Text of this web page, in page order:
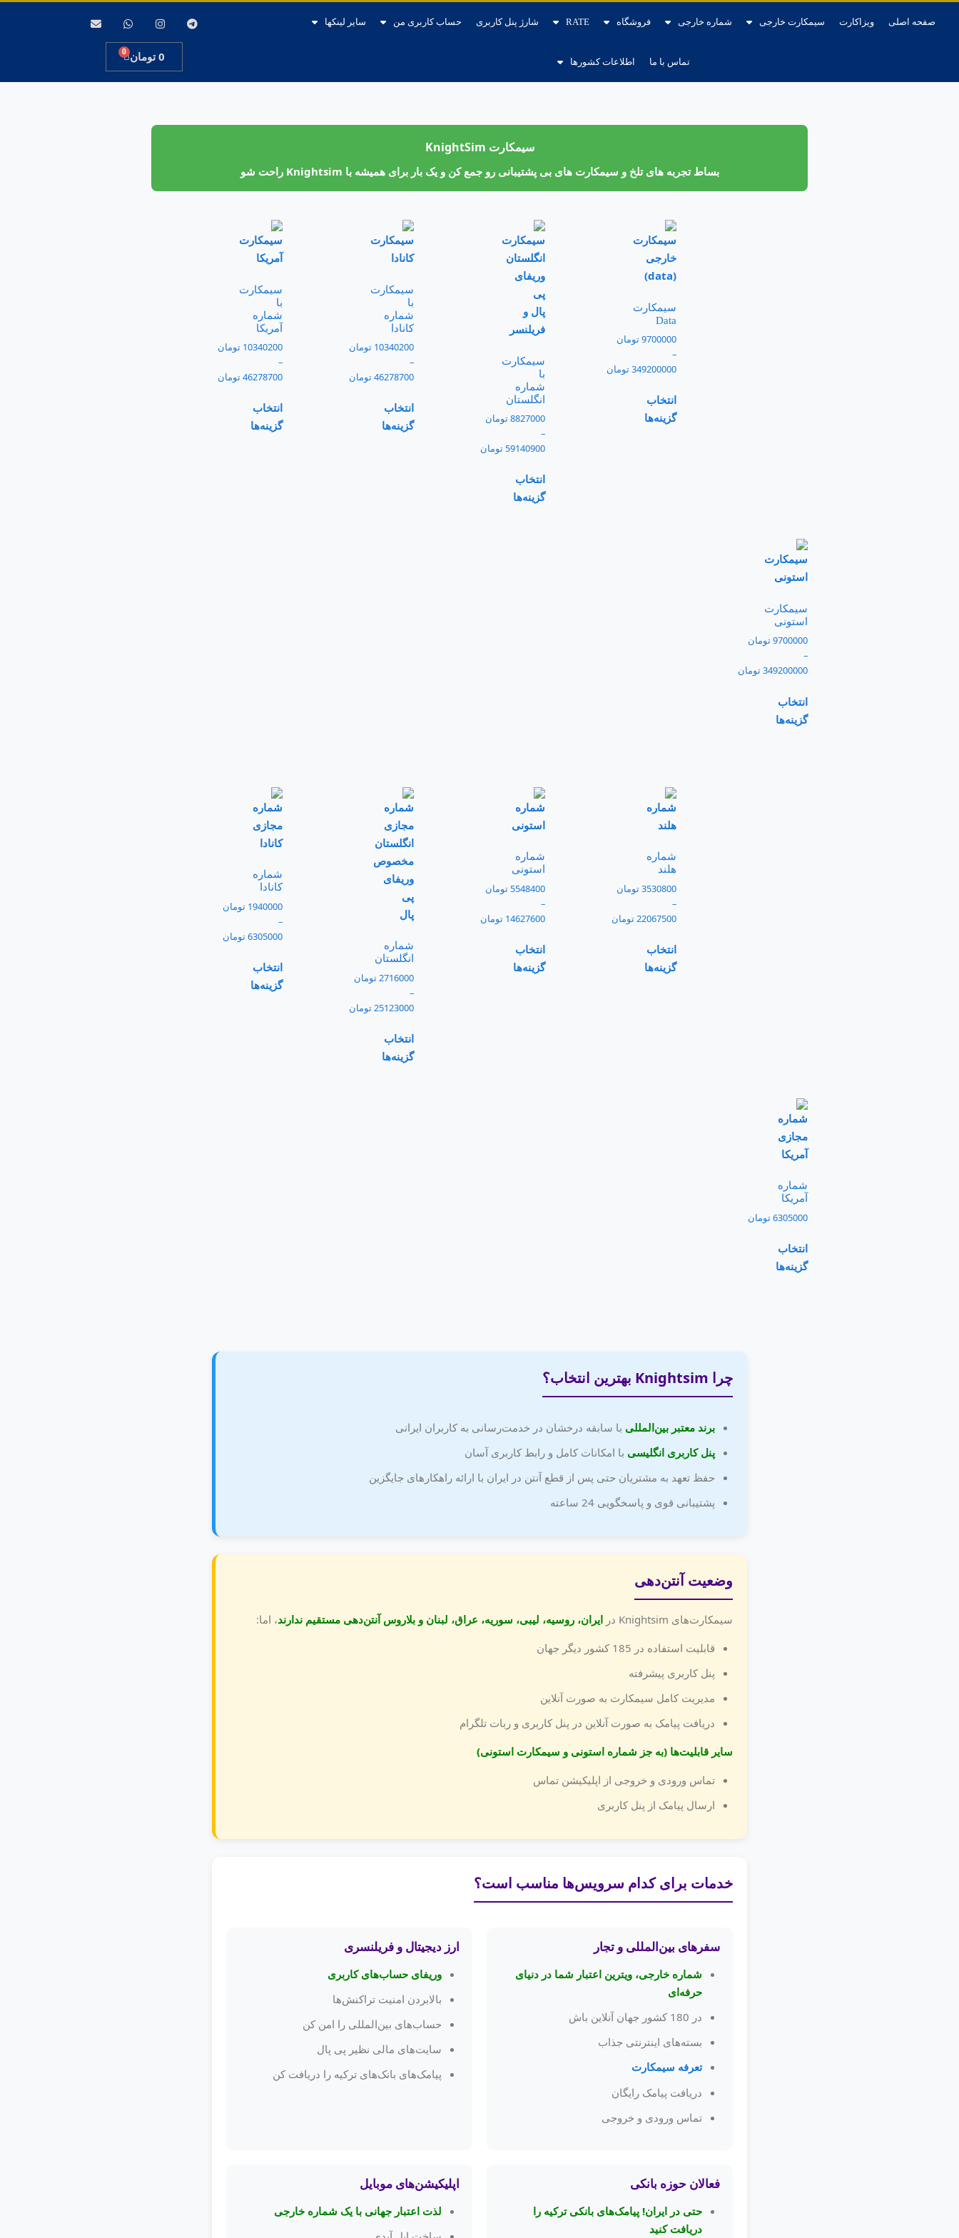
صفحه اصلی ویزاکارت سیمکارت خارجی شماره خارجی فروشگاه RATE شارژ پنل کاربری حساب کاربری من سایر لینکها
تماس با ما اطلاعات کشورها 0 تومان 0
سیمکارت KnightSim
بساط تجربه های تلخ و سیمکارت های بی پشتیبانی رو جمع کن و یک بار برای همیشه با Knightsim راحت شو
سیمکارت
Data
9700000تومان
–
349200000تومان
انتخاب
گزینه‌ها
سیمکارت
با
شماره
انگلستان
8827000تومان
–
59140900تومان
انتخاب
گزینه‌ها
سیمکارت
با
شماره
کانادا
10340200 تومان
–
46278700تومان
انتخاب
گزینه‌ها
سیمکارت
با
شماره
آمریکا
10340200 تومان
–
46278700تومان
انتخاب
گزینه‌ها
سیمکارت
استونی
9700000تومان
–
349200000تومان
انتخاب
گزینه‌ها
شماره
هلند
3530800تومان
–
22067500 تومان
انتخاب
گزینه‌ها
شماره
استونی
5548400 تومان
–
14627600 تومان
انتخاب
گزینه‌ها
شماره
انگلستان
2716000 تومان
–
25123000 تومان
انتخاب
گزینه‌ها
شماره
کانادا
1940000 تومان
–
6305000تومان
انتخاب
گزینه‌ها
شماره
آمریکا
6305000تومان
انتخاب
گزینه‌ها
چرا Knightsim بهترین انتخاب؟
برند معتبر بین‌المللی با سابقه درخشان در خدمت‌رسانی به کاربران ایرانی
پنل کاربری انگلیسی با امکانات کامل و رابط کاربری آسان
حفظ تعهد به مشتریان حتی پس از قطع آنتن در ایران با ارائه راهکارهای جایگزین
پشتیبانی قوی و پاسخگویی 24 ساعته
وضعیت آنتن‌دهی
سیمکارت‌های Knightsim در ایران، روسیه، لیبی، سوریه، عراق، لبنان و بلاروس آنتن‌دهی مستقیم ندارند، اما:
قابلیت استفاده در 185 کشور دیگر جهان
پنل کاربری پیشرفته
مدیریت کامل سیمکارت به صورت آنلاین
دریافت پیامک به صورت آنلاین در پنل کاربری و ربات تلگرام
سایر قابلیت‌ها (به جز شماره استونی و سیمکارت استونی)
تماس ورودی و خروجی از اپلیکیشن تماس
ارسال پیامک از پنل کاربری
خدمات برای کدام سرویس‌ها مناسب است؟
سفرهای بین‌المللی و تجار
شماره خارجی، ویترین اعتبار شما در دنیای
حرفه‌ای
در 180 کشور جهان آنلاین باش
بسته‌های اینترنتی جذاب
تعرفه سیمکارت
دریافت پیامک رایگان
تماس ورودی و خروجی
ارز دیجیتال و فریلنسری
وریفای حساب‌های کاربری
بالابردن امنیت تراکنش‌ها
حساب‌های بین‌المللی را امن کن
سایت‌های مالی نظیر پی پال
پیامک‌های بانک‌های ترکیه را دریافت کن
فعالان حوزه بانکی
حتی در ایران! پیامک‌های بانکی ترکیه را
دریافت کنید
اپلیکیشن‌های موبایل
لذت اعتبار جهانی با یک شماره خارجی